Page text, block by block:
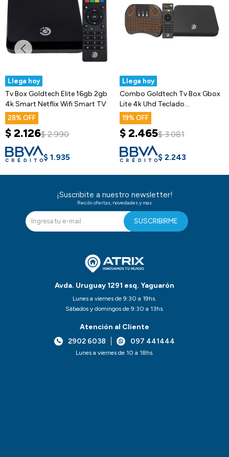
Llega hoy
Tv Box Goldtech Elite 16gb 2gb
4k Smart Netflix Wifi Smart TV
28
$2.126$ 2.990
$ 1.935
Llega hoy
Combo Goldtech Tv Box Gbox
Lite 4k Uhd Teclado
Inalámbrico
19
$2.465$ 3.081
$ 2.243
Avda. Uruguay 1291 esq. Yaguarón
Lunes a viernes de 9:30 a 19hs.
Sábados y domingos de 9:30 a 13hs.
Atención al Cliente
2902 6038
097 441444
Lunes a viernes de 10 a 18hs.
¡Suscribite a nuestro newsletter!
Recibi ofertas, novedades y mas
SUSCRIBIRME